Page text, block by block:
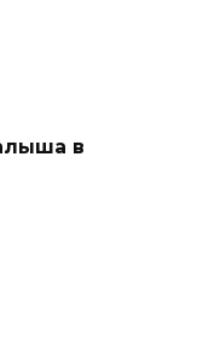
в